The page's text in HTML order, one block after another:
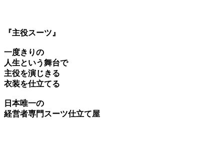
『主役スーツ』
一度きりの
人生という舞台で
主役を演じきる
衣装を仕立てる
日本唯一の
経営者専門スーツ仕立て屋